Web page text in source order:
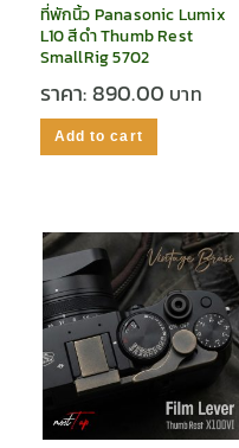
ที่พักนิ้ว Panasonic Lumix
L10 สีดำ Thumb Rest
SmallRig 5702
ราคา:890.00
Add to cart